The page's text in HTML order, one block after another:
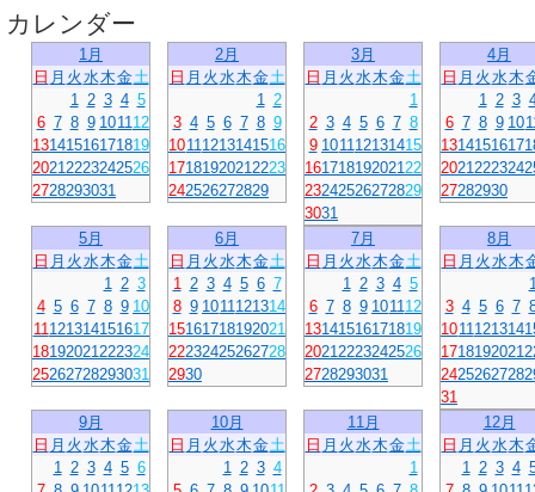
カレンダー
1月
日 月 火 水 木金土
1
2 3 4 5
6 7 8 9 1011 12
13141516171819
2021 2223242526
2728293031
2月
日 月 火 水 木金土
1
2
3 4 5 6 7 8 9
1011 1213141516
1718192021 2223
242526272829
3月
日 月 火 水 木金土
1
2 3 4 5 6 7 8
9 1011 12131415
161718192021 22
23242526272829
3031
4月
日 月 火 水 木
1
2 3
6 7 8 9 10
1314151617
2021 222324
27282930
5月
日 月 火 水 木金土
1
2 3
4 5 6 7 8 9 10
11 121314151617
18192021 222324
25262728293031
6月
日 月 火 水 木金土
1
2 3 4 5 6 7
8 9 1011 121314
15161718192021
22232425262728
2930
7月
日 月 火 水 木金土
1
2 3 4 5
6 7 8 9 1011 12
13141516171819
2021 2223242526
2728293031
8月
日 月 火 水 木
3 4 5 6 7
1011 121314
1718192021
2425262728
31
9月
日 月 火 水 木金土
1
2 3 4 5 6
10月
日 月 火 水 木金土
1
2 3 4
11月
日 月 火 水 木金土
1
12月
日 月 火 水 木
1
2 3 4